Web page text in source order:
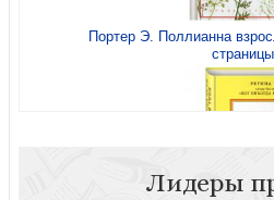
Портер Э. Поллианна
Лидеры